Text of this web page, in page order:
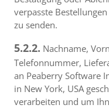
verpasste
zu senden.
5.2.2. Nachname,
Telefonnummer,
an Peaberry Software
in New York, USA
verarbeiten und um